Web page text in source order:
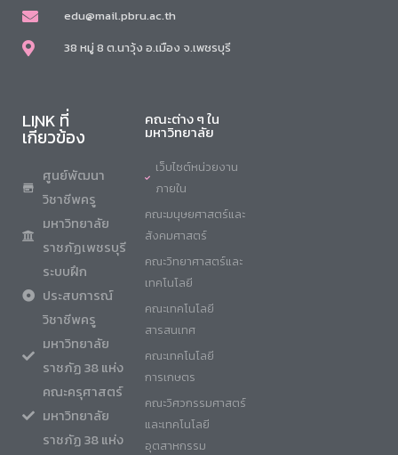
edu@mail.pbru.ac.th
38 หมู่ 8 ต.นาวุ้ง อ.เมือง จ.เพชรบุรี
LINK ที่
เกี่ยวข้อง
ศูนย์พัฒนา
วิชาชีพครู
มหาวิทยาลัย
ราชภัฏเพชรบุรี
ระบบฝึก
ประสบการณ์
วิชาชีพครู
มหาวิทยาลัย
ราชภัฏ 38 แห่ง
คณะครุศาสตร์
มหาวิทยาลัย
ราชภัฏ 38 แห่ง
คณะต่าง ๆ ใน
มหาวิทยาลัย
เว็บไซต์หน่วยงาน
ภายใน
คณะมนุษยศาสตร์และ
สังคมศาสตร์
คณะวิทยาศาสตร์และ
เทคโนโลยี
คณะเทคโนโลยี
สารสนเทศ
คณะเทคโนโลยี
การเกษตร
คณะวิศวกรรมศาสตร์
และเทคโนโลยี
อุตสาหกรรม